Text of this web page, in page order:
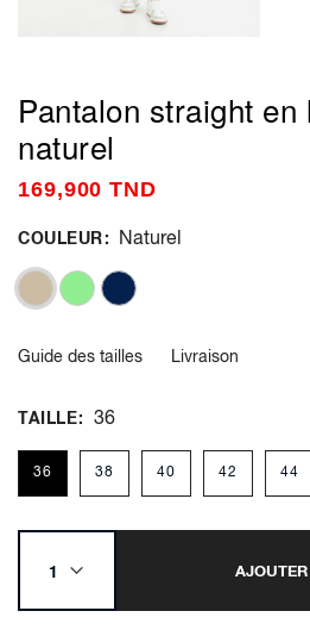
Pantalon straight
naturel
169,900 TND
COULEUR Naturel
Guide des tailles Livraison
TAILLE 36
36 38 40 42 44